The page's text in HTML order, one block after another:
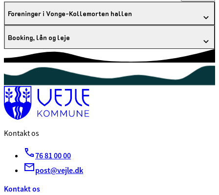
Foreninger i Vonge-Kollemorten hallen
Booking, lån og leje
Kontakt os
76 81 00 00
post@vejle.dk
Kontakt os